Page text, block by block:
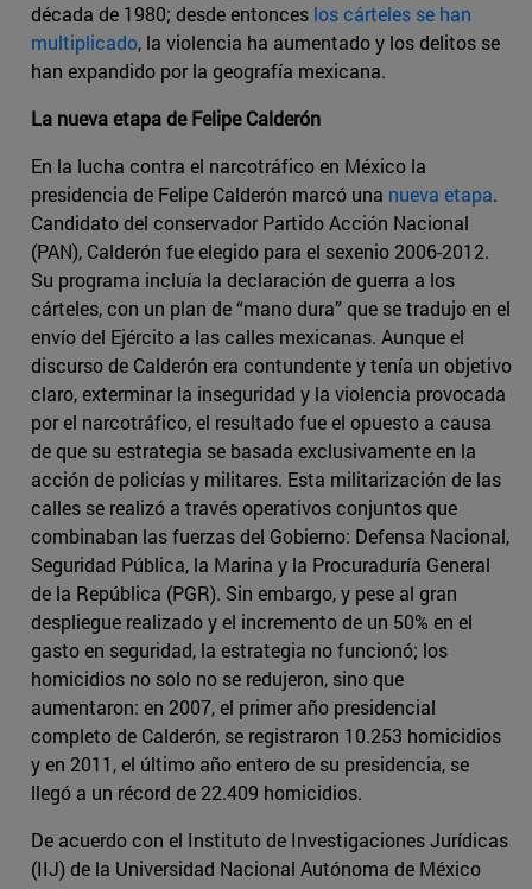
década de 1980; desde entonces los cárteles se han
multiplicado, la violencia ha aumentado y los delitos se
han expandido por la geografía mexicana.
La nueva etapa de Felipe Calderón
En la lucha contra el narcotráfico en México la
presidencia de Felipe Calderón marcó una nueva etapa.
Candidato del conservador Partido Acción Nacional
(PAN), Calderón fue elegido para el sexenio 2006-2012.
Su programa incluía la declaración de guerra a los
cárteles, con un plan de “mano dura” que se tradujo en el
envío del Ejército a las calles mexicanas. Aunque el
discurso de Calderón era contundente y tenía un objetivo
claro, exterminar la inseguridad y la violencia provocada
por el narcotráfico, el resultado fue el opuesto a causa
de que su estrategia se basada exclusivamente en la
acción de policías y militares. Esta militarización de las
calles se realizó a través operativos conjuntos que
combinaban las fuerzas del Gobierno: Defensa Nacional,
Seguridad Pública, la Marina y la Procuraduría General
de la República (PGR). Sin embargo, y pese al gran
despliegue realizado y el incremento de un 50% en el
gasto en seguridad, la estrategia no funcionó; los
homicidios no solo no se redujeron, sino que
aumentaron: en 2007, el primer año presidencial
completo de Calderón, se registraron 10.253 homicidios
y en 2011, el último año entero de su presidencia, se
llegó a un récord de 22.409 homicidios.
De acuerdo con el Instituto de Investigaciones Jurídicas
(IIJ) de la Universidad Nacional Autónoma de México